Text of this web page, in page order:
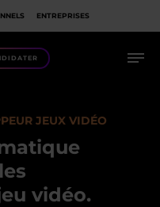
ENTREPRISES
JEUX VIDÉO
vidéo.